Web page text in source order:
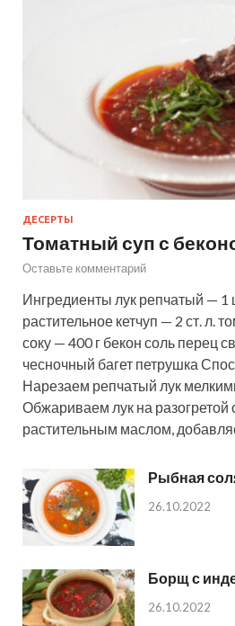
ДЕСЕРТЫ
Томатный суп с
Оставьте комментарий
Ингредиенты лук репчатый — 1
растительное кетчуп — 2 ст. л.
соку — 400 г бекон соль перец
чесночный багет петрушка
Нарезаем репчатый лук
Обжариваем лук на разогретой
растительным маслом,
Рыбная
26.10.2022
Борщ с
26.10.2022